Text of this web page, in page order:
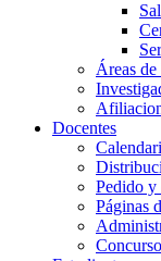
Áreas
Docentes
Pedido y
Páginas